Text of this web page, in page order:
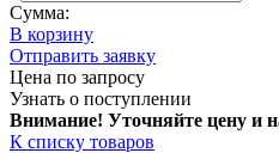
Сумма:
В корзину
Отправить заявку
Цена по запросу
Узнать о поступлении
Внимание! Уточняйте цену и
К списку товаров